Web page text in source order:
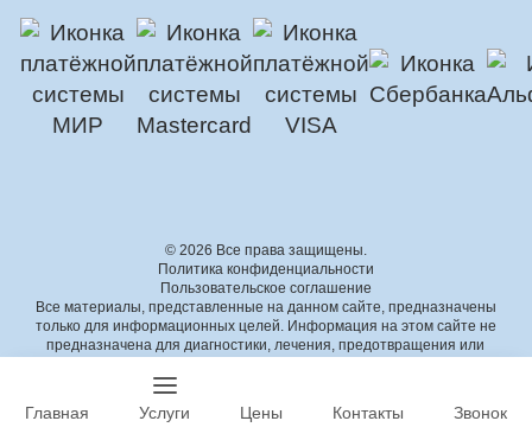
© 2026 Все права защищены.
Политика конфиденциальности
Пользовательское соглашение
Все материалы, представленные на данном сайте, предназначены
только для информационных целей. Информация на этом сайте не
предназначена для диагностики, лечения, предотвращения или
сайте не является заменой профессиональной медицинской помощи.
негативные последствия, возникшие в результате использования
Главная Услуги Цены Контакты Звонок